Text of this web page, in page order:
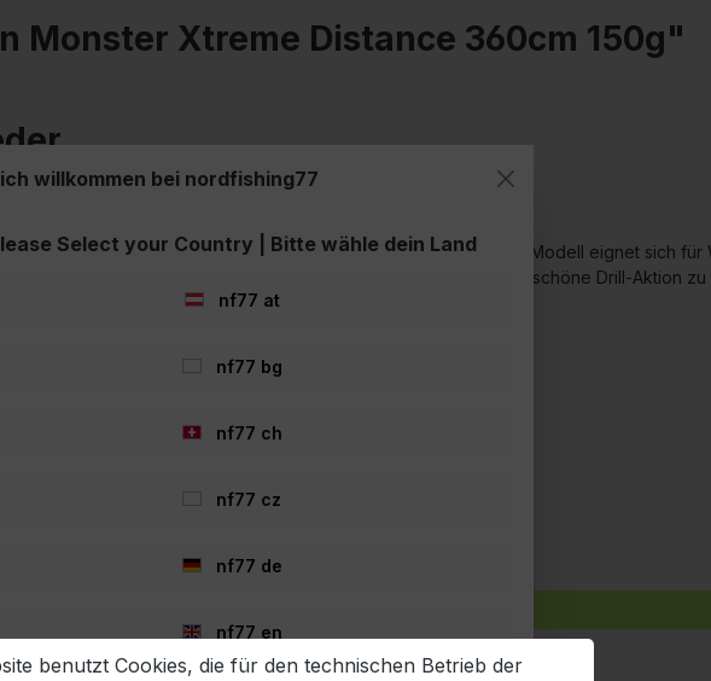
Monster Xtreme Distance 360cm 150g"
für Angelplätze, die eine kräftige, kurze Rute erfordern. Dieses Modell eignet sich für
Feeder mit Leichtigkeit zu befördern und gleichzeitig eine schöne Drill-Aktion zu
benutzt Cookies, die für den technischen Betrieb der
willkommen bei nordfishing77
Select your Country | Bitte wähle dein Land
nf77 at
nf77 bg
nf77 ch
nf77 cz
nf77 de
nf77 en